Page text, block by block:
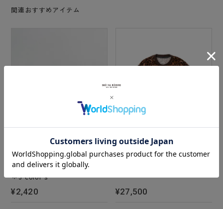
関連おすすめアイテム
ルイーズピンバッヂ
＊3 color's
¥2,420
¥27,500